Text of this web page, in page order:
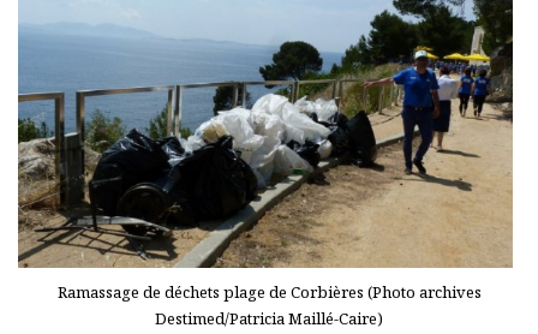
Ramassage de déchets plage de Corbières (Photo archives
Destimed/Patricia Maillé-Caire)